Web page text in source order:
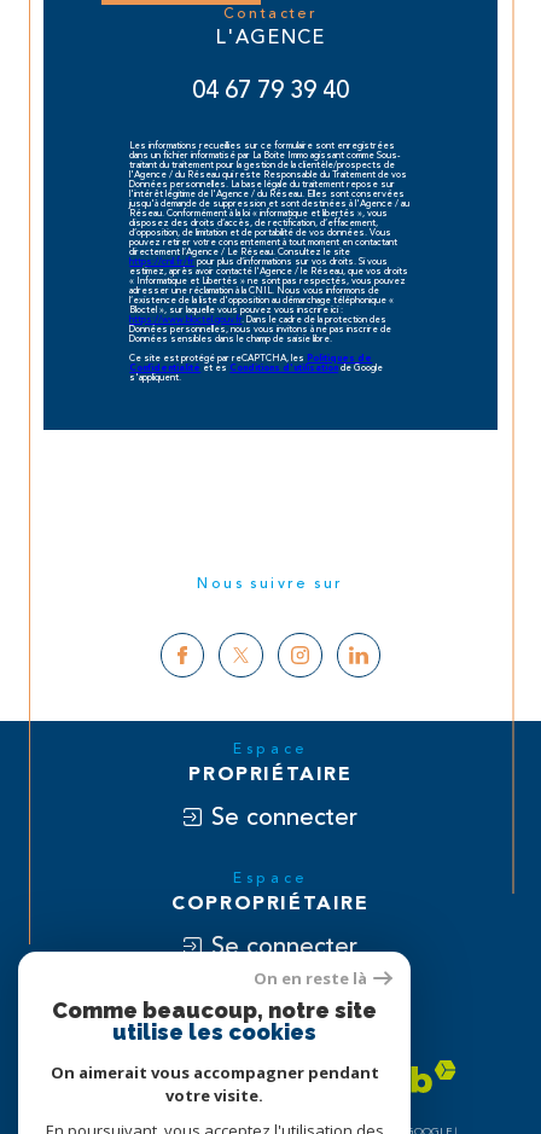
contacter
L'AGENCE
04 67 79 39 40
Les informations recueillies sur ce formulaire sont enregistrées
dans un fichier informatisé par La Boite Immo agissant comme Sous-
traitant du traitement pour la gestion de la clientèle/prospects de
l'Agence / du Réseau qui reste Responsable du Traitement de vos
Données personnelles. La base légale du traitement repose sur
l'intérêt légitime de l'Agence / du Réseau. Elles sont conservées
jusqu'à demande de suppression et sont destinées à l'Agence / au
Réseau. Conformément à la loi « informatique et libertés », vous
disposez des droits d’accès, de rectification, d’effacement,
d’opposition, de limitation et de portabilité de vos données. Vous
pouvez retirer votre consentement à tout moment en contactant
directement l’Agence / Le Réseau. Consultez le site
https://cnil.fr/frpour plus d’informations sur vos droits. Si vous
estimez, après avoir contacté l'Agence / le Réseau, que vos droits
« Informatique et Libertés » ne sont pas respectés, vous pouvez
adresser une réclamation à la CNIL. Nous vous informons de
l’existence de la liste d'opposition au démarchage téléphonique «
Bloctel », sur laquelle vous pouvez vous inscrire ici :
https://www.bloctel.gouv.fr. Dans le cadre de la protection des
Données personnelles, nous vous invitons à ne pas inscrire de
Données sensibles dans le champ de saisie libre.
Ce site est protégé par reCAPTCHA, les Politiques de
Confidentialité et es Conditions d'utilisationde Google
s'appliquent.
Nous suivre sur
Espace
PROPRIÉTAIRE
Se connecter
Espace
COPROPRIÉTAIRE
Se connecter
Nous
ADHÉRONS
On en reste là
Comme beaucoup, notre site
utilise les cookies
On aimerait vous accompagner pendant
votre visite.